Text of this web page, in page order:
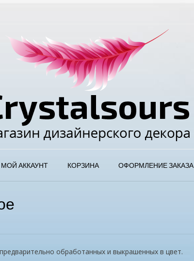
МОЙ АККАУНТ КОРЗИНА ОФОРМЛЕНИЕ ЗАКАЗА
обработанных и выкрашенных в цвет.